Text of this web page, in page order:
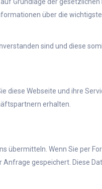
über die
sind und diese
diese Webseite und ihre
erhalten.
übermitteln. Wenn Sie per
gespeichert. Diese